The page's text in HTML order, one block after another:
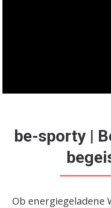
be-sporty |
Ob energiegeladene